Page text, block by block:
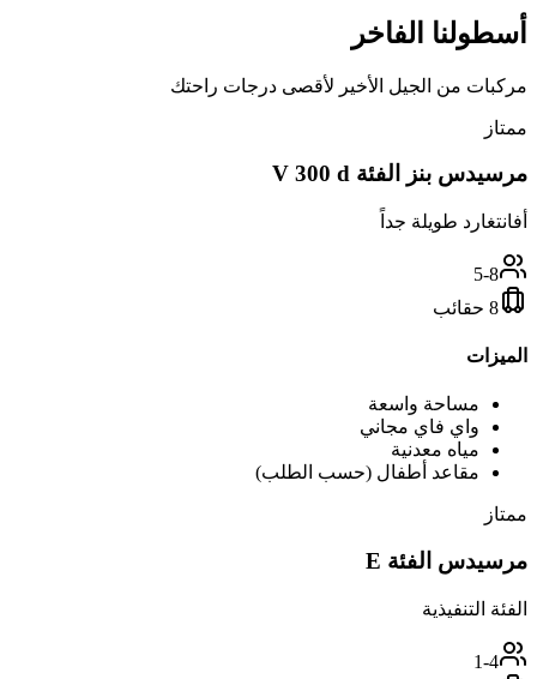
أسطولنا الفاخر
مركبات من الجيل الأخير لأقصى درجات راحتك
ممتاز
مرسيدس بنز الفئة V 300 d
أفانتغارد طويلة جداً
5-8
8 حقائب
الميزات
مساحة واسعة
واي فاي مجاني
مياه معدنية
مقاعد أطفال (حسب الطلب)
ممتاز
مرسيدس الفئة E
الفئة التنفيذية
1-4